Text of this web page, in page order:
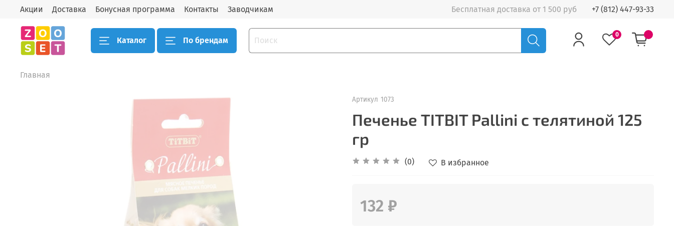
Акции Доставка Бонусная программа Контакты Заводчикам Бесплатная доставка от 1 500 руб +7 (812) 447-93-33
Каталог По брендам
0
Главная
Артикул 1073
Печенье TITBIT Pallini с телятиной 125
гр
(0) В избранное
132 ₽